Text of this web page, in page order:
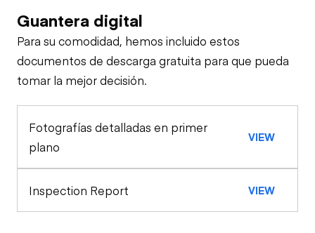
Safety
Seat Belts
Safety Lock
Out/Stop
Oil Sample Analysis (engine)
Oil Sample Analysis (hydraulic)
General Appearance
Control Station
Warning Lights
Engine
Guantera digital
Para su comodidad, hemos incluido estos
documentos de descarga gratuita para que pueda
tomar la mejor decisión.
Fotografías detalladas en primer
plano
VIEW
Inspection Report VIEW